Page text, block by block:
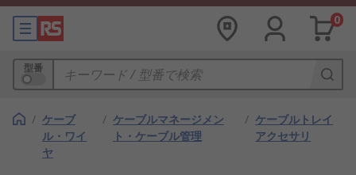
0
型番
/ ケーブ
ル・ワイ
ヤ
/ ケーブルマネージメン
ト・ケーブル管理
/ ケーブルトレイ
アクセサリ